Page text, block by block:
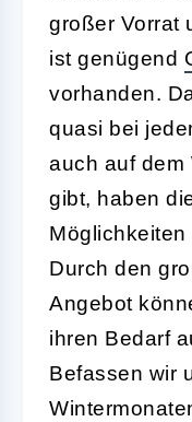
großer Vorrat
ist genügend
vorhanden.
quasi bei
auch auf dem
gibt, haben
Durch den
Angebot
ihren Bedarf
Befassen wir